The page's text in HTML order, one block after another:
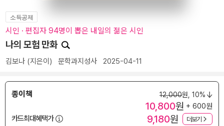
소득공제
시인 · 편집자 94명이 뽑은 내일의 젊은 시인
나의 모험 만화
김보나 (지은이) 문학과지성사 2025-04-11
종이책 12,000원, 10%
10,800원 + 600원
카드최대혜택가
9,180원 더보기